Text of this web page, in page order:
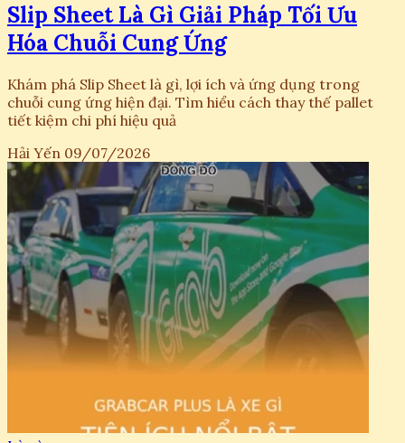
Slip Sheet Là Gì Giải Pháp Tối Ưu
Hóa Chuỗi Cung Ứng
Khám phá Slip Sheet là gì, lợi ích và ứng dụng trong
chuỗi cung ứng hiện đại. Tìm hiểu cách thay thế pallet
tiết kiệm chi phí hiệu quả
Hải Yến 09/07/2026